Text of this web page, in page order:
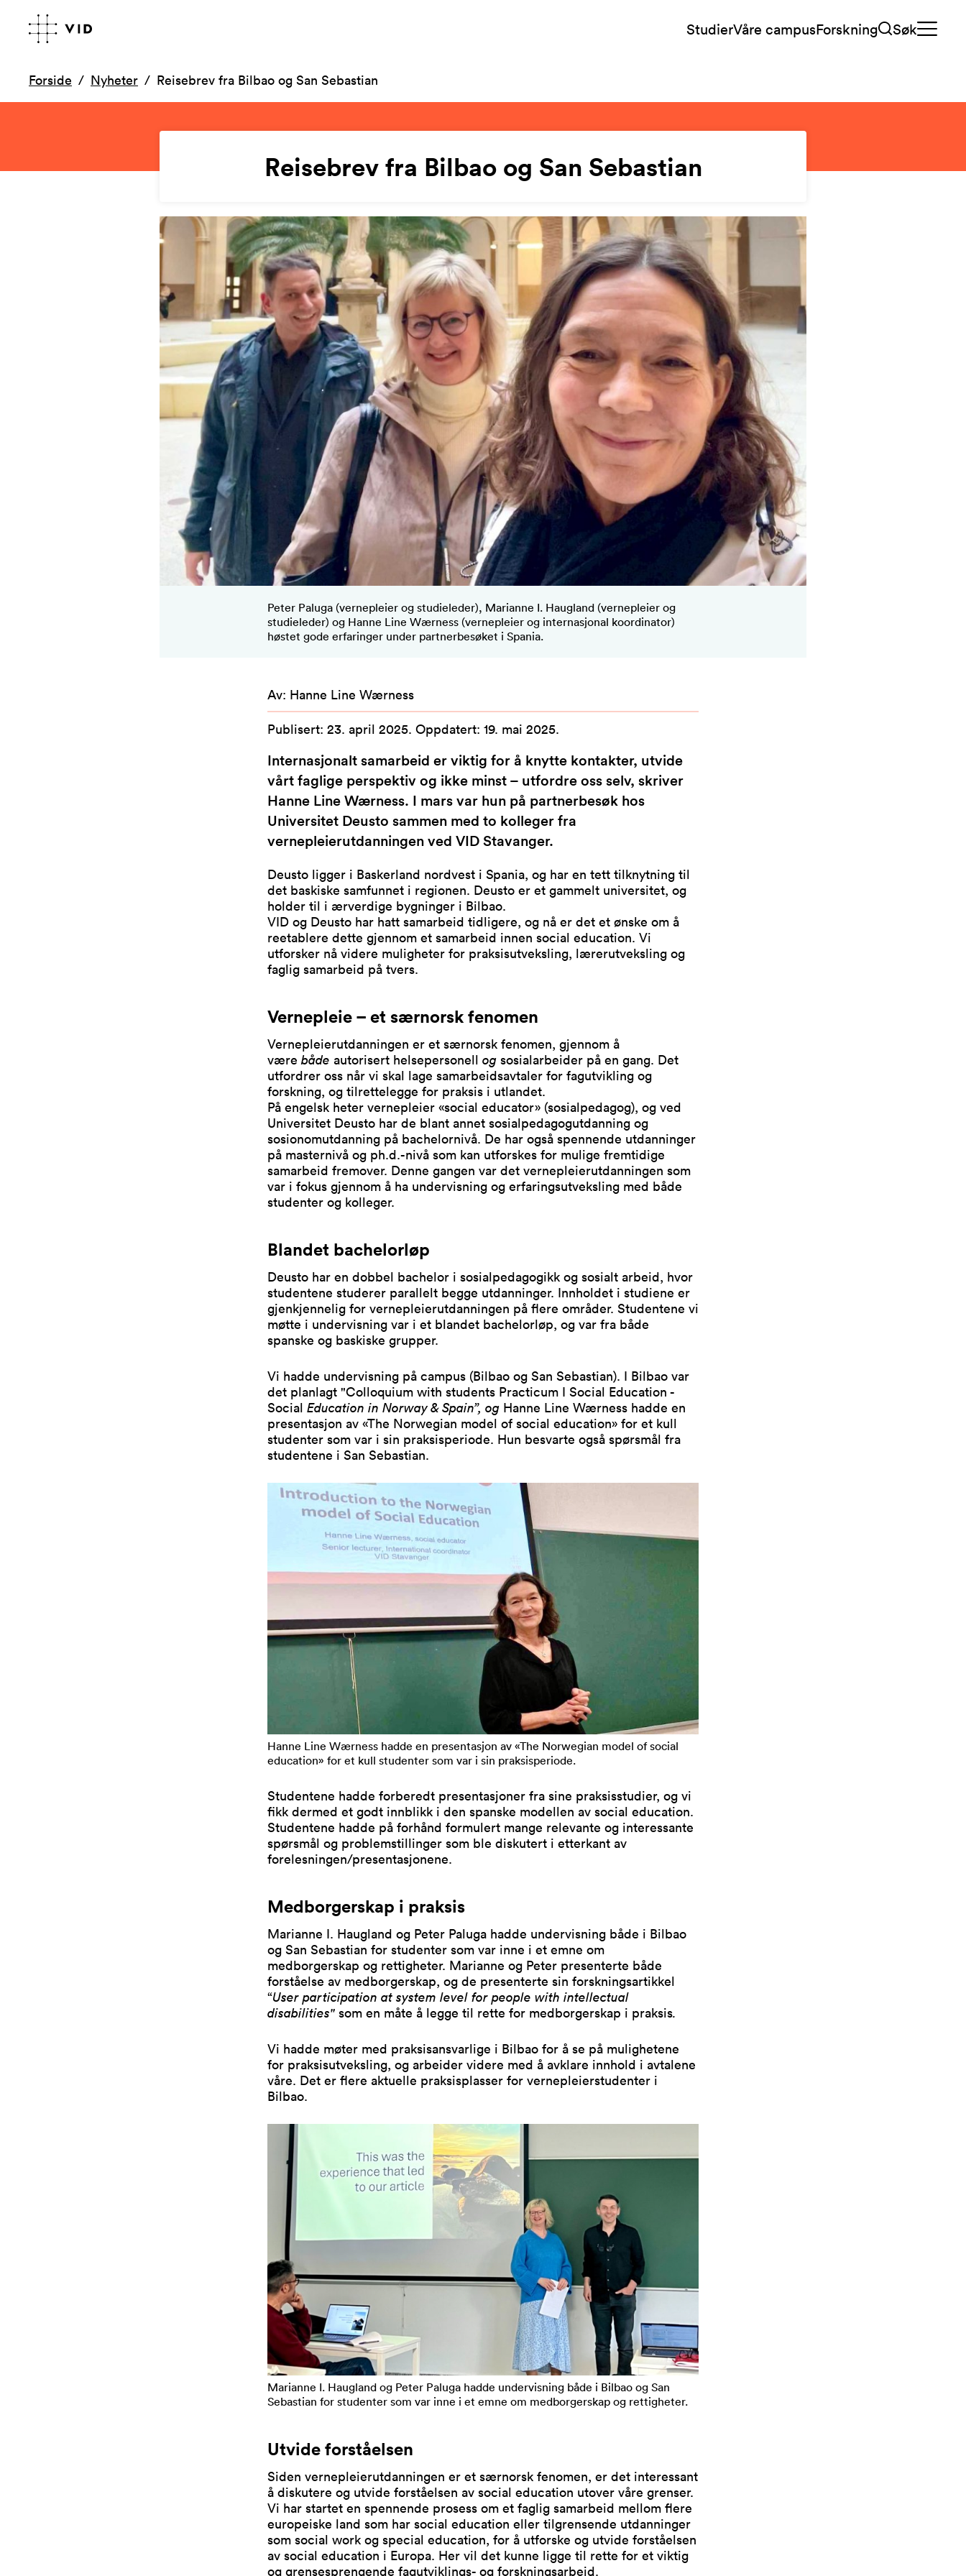
StudierVåre campusForskning Søk
Forside Nyheter Reisebrev fra Bilbao og San Sebastian
Reisebrev fra Bilbao og San Sebastian
Peter Paluga (vernepleier og studieleder), Marianne I. Haugland (vernepleier og
studieleder) og Hanne Line Wærness (vernepleier og internasjonal koordinator)
høstet gode erfaringer under partnerbesøket i Spania.
Av: Hanne Line Wærness
Publisert: 23. april 2025. Oppdatert: 19. mai 2025.
Internasjonalt samarbeid er viktig for å knytte kontakter, utvide
vårt faglige perspektiv og ikke minst – utfordre oss selv, skriver
Hanne Line Wærness. I mars var hun på partnerbesøk hos
Universitet Deusto sammen med to kolleger fra
vernepleierutdanningen ved VID Stavanger.
Deusto ligger i Baskerland nordvest i Spania, og har en tett tilknytning til
det baskiske samfunnet i regionen. Deusto er et gammelt universitet, og
holder til i ærverdige bygninger i Bilbao.
VID og Deusto har hatt samarbeid tidligere, og nå er det et ønske om å
reetablere dette gjennom et samarbeid innen social education. Vi
utforsker nå videre muligheter for praksisutveksling, lærerutveksling og
faglig samarbeid på tvers.
Vernepleie – et særnorsk fenomen
Vernepleierutdanningen er et særnorsk fenomen, gjennom å
være både autorisert helsepersonell og sosialarbeider på en gang. Det
utfordrer oss når vi skal lage samarbeidsavtaler for fagutvikling og
forskning, og tilrettelegge for praksis i utlandet.
På engelsk heter vernepleier «social educator» (sosialpedagog), og ved
Universitet Deusto har de blant annet sosialpedagogutdanning og
sosionomutdanning på bachelornivå. De har også spennende utdanninger
på masternivå og ph.d.-nivå som kan utforskes for mulige fremtidige
samarbeid fremover. Denne gangen var det vernepleierutdanningen som
var i fokus gjennom å ha undervisning og erfaringsutveksling med både
studenter og kolleger.
Blandet bachelorløp
Deusto har en dobbel bachelor i sosialpedagogikk og sosialt arbeid, hvor
studentene studerer parallelt begge utdanninger. Innholdet i studiene er
gjenkjennelig for vernepleierutdanningen på flere områder. Studentene vi
møtte i undervisning var i et blandet bachelorløp, og var fra både
spanske og baskiske grupper.
Vi hadde undervisning på campus (Bilbao og San Sebastian). I Bilbao var
det planlagt "Colloquium with students Practicum I Social Education -
Social Education in Norway & Spain”, og Hanne Line Wærness hadde en
presentasjon av «The Norwegian model of social education» for et kull
studenter som var i sin praksisperiode. Hun besvarte også spørsmål fra
studentene i San Sebastian.
Hanne Line Wærness hadde en presentasjon av «The Norwegian model of social
education» for et kull studenter som var i sin praksisperiode.
Studentene hadde forberedt presentasjoner fra sine praksisstudier, og vi
fikk dermed et godt innblikk i den spanske modellen av social education.
Studentene hadde på forhånd formulert mange relevante og interessante
spørsmål og problemstillinger som ble diskutert i etterkant av
forelesningen/presentasjonene.
Medborgerskap i praksis
Marianne I. Haugland og Peter Paluga hadde undervisning både i Bilbao
og San Sebastian for studenter som var inne i et emne om
medborgerskap og rettigheter. Marianne og Peter presenterte både
forståelse av medborgerskap, og de presenterte sin forskningsartikkel
“User participation at system level for people with intellectual
disabilities" som en måte å legge til rette for medborgerskap i praksis.
Vi hadde møter med praksisansvarlige i Bilbao for å se på mulighetene
for praksisutveksling, og arbeider videre med å avklare innhold i avtalene
våre. Det er flere aktuelle praksisplasser for vernepleierstudenter i
Bilbao.
Marianne I. Haugland og Peter Paluga hadde undervisning både i Bilbao og San
Sebastian for studenter som var inne i et emne om medborgerskap og rettigheter.
Utvide forståelsen
Siden vernepleierutdanningen er et særnorsk fenomen, er det interessant
å diskutere og utvide forståelsen av social education utover våre grenser.
Vi har startet en spennende prosess om et faglig samarbeid mellom flere
europeiske land som har social education eller tilgrensende utdanninger
som social work og special education, for å utforske og utvide forståelsen
av social education i Europa. Her vil det kunne ligge til rette for et viktig
og grensesprengende fagutviklings- og forskningsarbeid.